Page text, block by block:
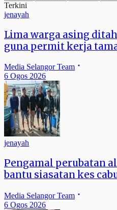
Terkini
jenayah
Lima warga asing
guna permit kerja
Media Selangor Team
6 Ogos 2026
jenayah
Pengamal perubatan
bantu siasatan kes
Media Selangor Team
6 Ogos 2026